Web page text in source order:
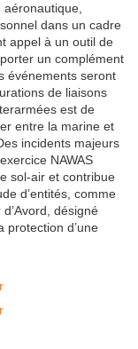
aéronautique,
dans un cadre
appel à un outil de
un complément
événements seront
de liaisons
est de
entre la marine et
incidents majeurs
NAWAS
sol-air et contribue
d’entités, comme
désigné
protection d’une